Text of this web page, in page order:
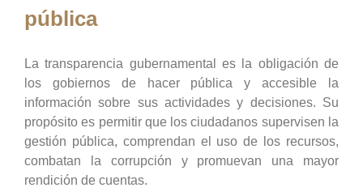
pública
La transparencia gubernamental es la obligación de
los gobiernos de hacer pública y accesible la
información sobre sus actividades y decisiones. Su
propósito es permitir que los ciudadanos supervisen la
gestión pública, comprendan el uso de los recursos,
combatan la corrupción y promuevan una mayor
rendición de cuentas.